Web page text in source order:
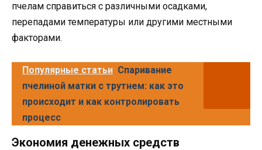
пчелам справиться с различными осадками,
перепадами температуры или другими местными
факторами.
Популярные статьи Спаривание
пчелиной матки с трутнем: как это
происходит и как контролировать
процесс
Экономия денежных средств